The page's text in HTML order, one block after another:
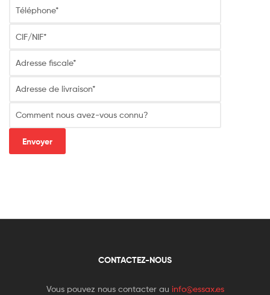
CONTACTEZ-NOUS
Vous pouvez nous contacter au info@essax.es